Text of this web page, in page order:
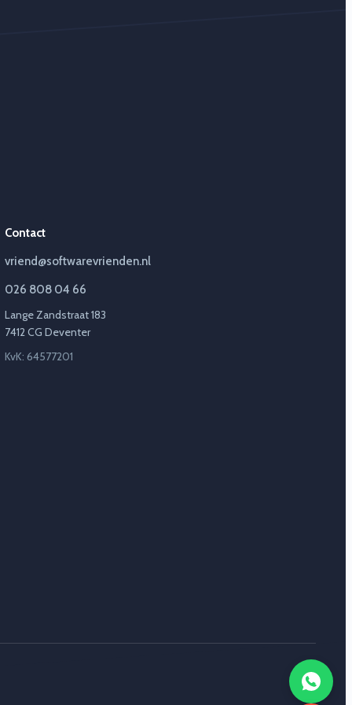
Contact
vriend@softwarevrienden.nl
026 808 04 66
Lange Zandstraat 183
7412 CG Deventer
KvK: 64577201